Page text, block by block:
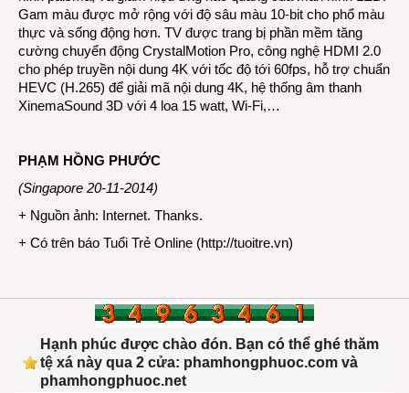
Gam màu được mở rộng với độ sâu màu 10-bit cho phổ màu
thực và sống động hơn. TV được trang bị phần mềm tăng
cường chuyển động CrystalMotion Pro, công nghệ HDMI 2.0
cho phép truyền nội dung 4K với tốc độ tới 60fps, hỗ trợ chuẩn
HEVC (H.265) để giải mã nội dung 4K, hệ thống âm thanh
XinemaSound 3D với 4 loa 15 watt, Wi-Fi,…
PHẠM HỒNG PHƯỚC
(Singapore 20-11-2014)
+ Nguồn ảnh: Internet. Thanks.
+ Có trên báo Tuổi Trẻ Online (http://tuoitre.vn)
Hạnh phúc được chào đón. Bạn có thể ghé thăm
tệ xá này qua 2 cửa: phamhongphuoc.com và
phamhongphuoc.net